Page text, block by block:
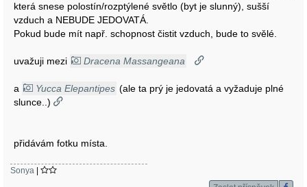
která snese polostín/rozptýlené světlo (byt je slunný), sušší
vzduch a NEBUDE JEDOVATÁ.
Pokud bude mít např. schopnost čistit vzduch, bude to svělé.
uvažuji mezi Dracena Massangeana
a Yucca Elepantipes (ale ta prý je jedovatá a vyžaduje plné
slunce..)
přidávám fotku místa.
Sonya